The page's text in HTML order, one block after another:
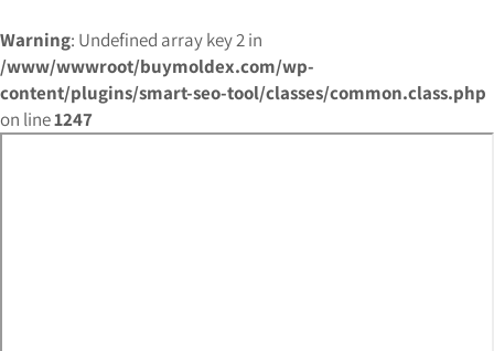
Warning: Undefined array key 2 in
/www/wwwroot/buymoldex.com/wp-
content/plugins/smart-seo-tool/classes/common.class.php
on line1247